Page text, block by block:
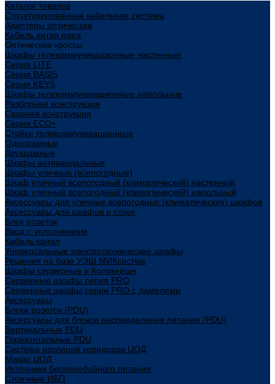
Каталог товаров
Структурированная кабельная система
Адаптеры оптические
Кабель витая пара
Оптические кроссы
Шкафы телекоммуникационные настенные
Cерия LITE
Cерия BASIS
Cерия KEYS
Шкафы телекоммуникационные напольные
Разборная конструкция
Сварная конструкция
Серия ECO+
Стойки телекоммуникационные
Однорамные
Двухрамные
Шкафы антивандальные
Шкафы уличные (всепогодные)
Шкаф уличный всепогодный (климатический) настенный
Шкаф уличный всепогодный (климатический) напольный
Аксессуары для уличных всепогодных (климатических) шкафов
Аксессуары для шкафов и стоек
Блок розеток
Ввод с уплотнением
Кабель канал
Универсальные электротехнические шкафы
Решения на базе УЭШ МИКсистем
Шкафы серверные и Колокейшн
Серверные шкафы серия PRO
Серверные шкафы серии PRO с ламелями
Аксессуары
Блоки розеток (PDU)
Аксессуары для блоков распределения питания (PDU)
Вертикальные PDU
Горизонтальные PDU
Система изоляции коридоров ЦОД
Микро ЦОД
Источники бесперебойного питания
Стоечные ИБП